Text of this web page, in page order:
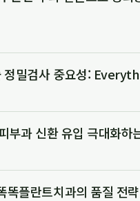
정밀검사 중요성:
부과 신환 유입 극대화하
똑플란트치과의 품질